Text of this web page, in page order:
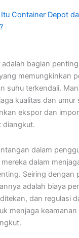
Container Depot
adalah bagian
memungkinkan
suhu terkendali.
kualitas dan
ekspor dan
diangkut.
dalam
dalam
Seiring dengan
adalah biaya
dan regulasi
menjaga keamanan